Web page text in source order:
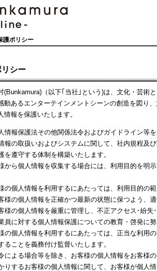
護ポリシー
シー
(Bunkamura)（以下｢当社｣という)は、文化・芸術
動あるエンターテインメントシーンの創造を図り
報を保護いたします。
情報保護法その他関係法令およびガイドライン等
報の取扱いおよびシステムに関して、社内規程及
を遵守する体制を構築いたします。
から個人情報を収集する場合には、利用目的を明
の個人情報を利用するにあたっては、利用目的の
様の個人情報を正確かつ最新の状態に保つよう、
様の個人情報を厳重に管理し、不正アクセス･紛
員に対する個人情報保護についての教育・啓発に
の個人情報を利用するにあたっては、正当な利用
ることを義務付け監督いたします。
による場合等を除き、お客様の個人情報をお客様
りするお客様の個人情報に関して、お客様が個人